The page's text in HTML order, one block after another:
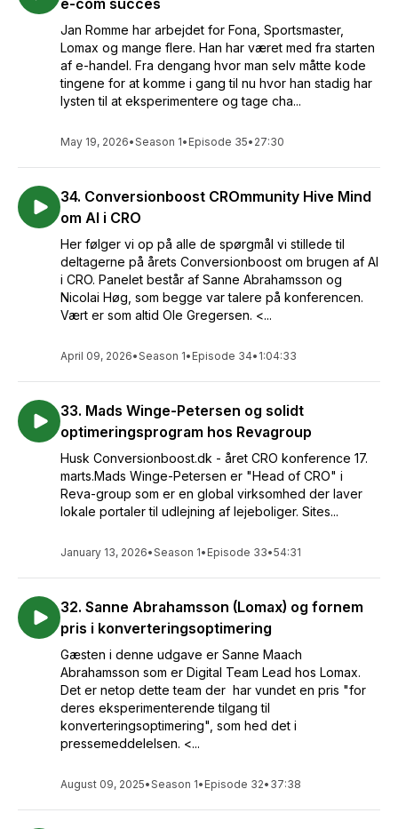
e-com succes
Jan Romme har arbejdet for Fona, Sportsmaster,
Lomax og mange flere. Han har været med fra starten
af e-handel. Fra dengang hvor man selv måtte kode
tingene for at komme i gang til nu hvor han stadig har
lysten til at eksperimentere og tage cha...
May 19, 2026•Season 1• Episode 35• 27:30
34. Conversionboost CROmmunity Hive Mind
om AI i CRO
Her følger vi op på alle de spørgmål vi stillede til
deltagerne på årets Conversionboost om brugen af AI
i CRO. Panelet består af Sanne Abrahamsson og
Nicolai Høg, som begge var talere på konferencen.
Vært er som altid Ole Gregersen. <...
April 09, 2026•Season 1• Episode 34• 1:04:33
33. Mads Winge-Petersen og solidt
optimeringsprogram hos Revagroup
Husk Conversionboost.dk - året CRO konference 17.
marts.Mads Winge-Petersen er "Head of CRO" i
Reva-group som er en global virksomhed der laver
lokale portaler til udlejning af lejeboliger. Sites...
January 13, 2026•Season 1• Episode 33•54:31
32. Sanne Abrahamsson (Lomax) og fornem
pris i konverteringsoptimering
Gæsten i denne udgave er Sanne Maach
Abrahamsson som er Digital Team Lead hos Lomax.
Det er netop dette team der har vundet en pris "for
deres eksperimenterende tilgang til
konverteringsoptimering", som hed det i
pressemeddelelsen. <...
August 09, 2025•Season 1• Episode 32• 37:38